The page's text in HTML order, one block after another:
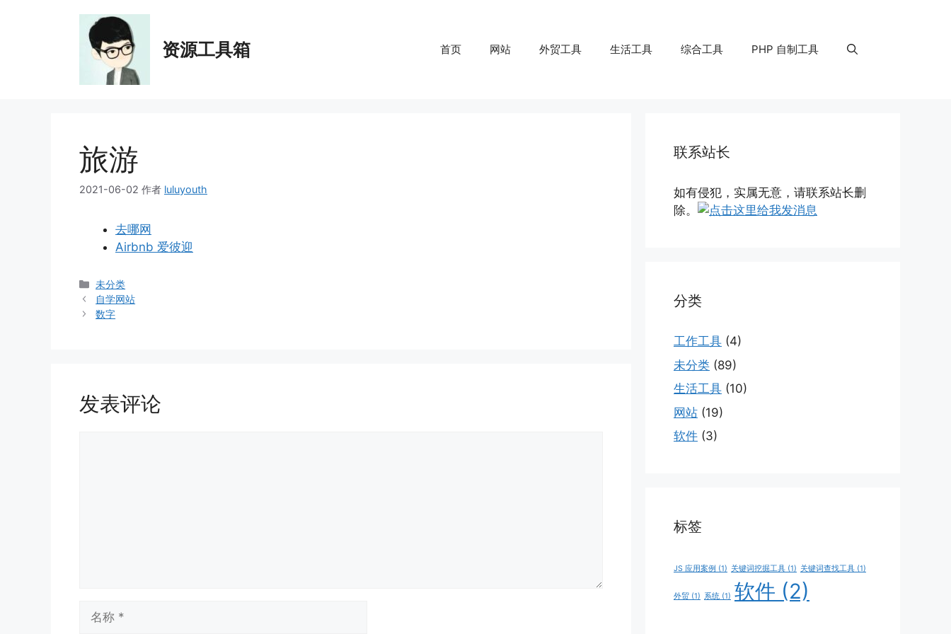
资源工具箱 首页 网站 外贸工具 生活工具 综合工具 PHP 自制工具
旅游
2021-06-02 作者 luluyouth
去哪网
Airbnb 爱彼迎
分
类
未分类
自学网站
数字
发表评论
联系站长
如有侵犯，实属无意，请联系站长删
除。
分类
工作工具 (4)
未分类 (89)
生活工具 (10)
网站 (19)
软件 (3)
标签
JS 应用案例 (1) 关键词挖掘工具 (1) 关键词查找工具 (1)
外贸 (1) 系统 (1) 软件 (2)